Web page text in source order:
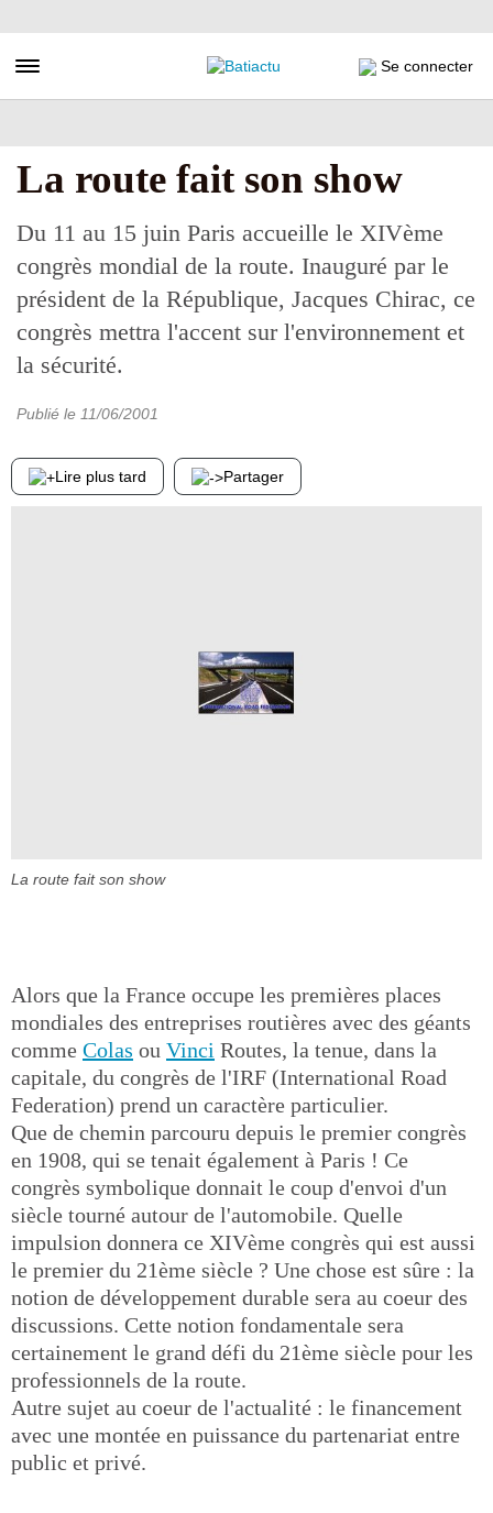
au
principal
Toggle navigation Se connecter
La route fait son show
Du 11 au 15 juin Paris accueille le XIVème
congrès mondial de la route. Inauguré par le
président de la République, Jacques Chirac, ce
congrès mettra l'accent sur l'environnement et
la sécurité.
Publié le 11/06/2001
Lire plus tard Partager
La route fait son show
Alors que la France occupe les premières places
mondiales des entreprises routières avec des géants
comme Colas ou Vinci Routes, la tenue, dans la
capitale, du congrès de l'IRF (International Road
Federation) prend un caractère particulier.
Que de chemin parcouru depuis le premier congrès
en 1908, qui se tenait également à Paris ! Ce
congrès symbolique donnait le coup d'envoi d'un
siècle tourné autour de l'automobile. Quelle
impulsion donnera ce XIVème congrès qui est aussi
le premier du 21ème siècle ? Une chose est sûre : la
notion de développement durable sera au coeur des
discussions. Cette notion fondamentale sera
certainement le grand défi du 21ème siècle pour les
professionnels de la route.
Autre sujet au coeur de l'actualité : le financement
avec une montée en puissance du partenariat entre
public et privé.